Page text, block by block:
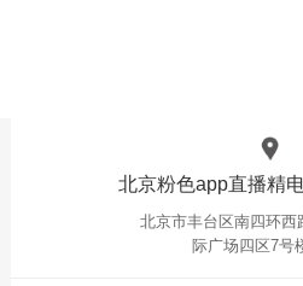
北京粉色app直播精
北京市丰台区南四环西
际广场四区7号